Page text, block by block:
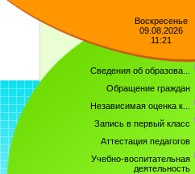
Воскресенье
09.08.2026
11:21
Сведения об образова...
Обращение граждан
Независимая оценка к...
Запись в первый класс
Аттестация педагогов
Учебно-воспитательная
деятельность